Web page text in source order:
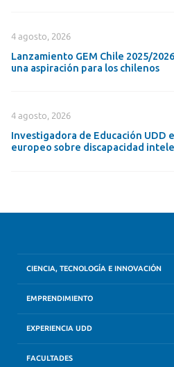
4 agosto, 2026
Lanzamiento GEM Chile 2025/
una aspiración para los chilenos
4 agosto, 2026
Investigadora de Educación UDD
europeo sobre discapacidad
CIENCIA, TECNOLOGÍA E INNOVACIÓN
EMPRENDIMIENTO
EXPERIENCIA UDD
FACULTADES